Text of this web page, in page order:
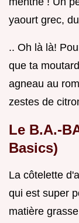
yaourt grec,
.. Oh là là!
que ta
agneau au
zestes de
Le B.A.-
Basics)
La côtelette
qui est super
matière